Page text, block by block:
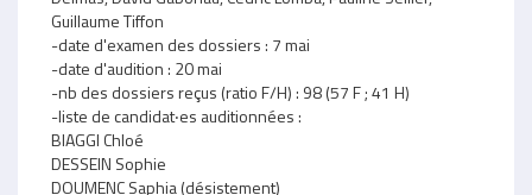
Guillaume Tiffon
-date d'examen des dossiers : 7 mai
-date d'audition : 20 mai
-nb des dossiers reçus (ratio F/H) : 98 (57 F ; 41 H)
-liste de candidat‧es auditionnées :
BIAGGI Chloé
DESSEIN Sophie
DOUMENC Saphia (désistement)